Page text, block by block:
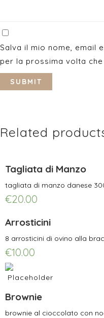
Salva il mio nome, email
per la prossima volta
Related
Tagliata di Manzo
tagliata di manzo danese
€20.00
Arrosticini
8 arrosticini di ovino alla
€10.00
Brownie
brownie al cioccolato con